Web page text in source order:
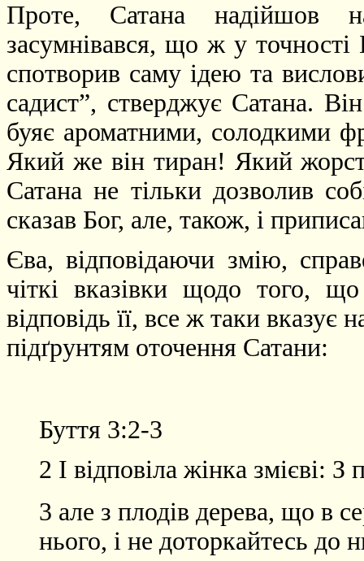
Проте, Сатана надійшов
засумнівався, що ж у точності
спотворив саму ідею та
садист”, стверджує Сатана.
буяє ароматними, солодкими
Який же він тиран! Який
Сатана не тільки дозволив
сказав Бог, але, також, і
Єва, відповідаючи змію,
чіткі вказівки щодо того,
відповідь її, все ж таки
підґрунтям оточення Сатани:
Буття 3:2-3
2 І відповіла жінка змієві:
3 але з плодів дерева, що в
нього, і не доторкайтесь до